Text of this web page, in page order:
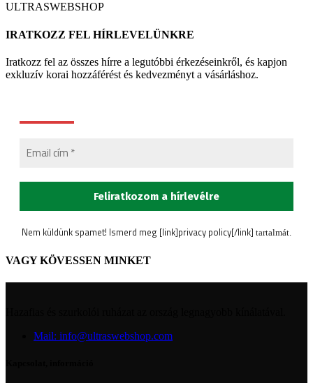
ULTRASWEBSHOP
IRATKOZZ FEL HÍRLEVELÜNKRE
Iratkozz fel az összes hírre a legutóbbi érkezéseinkről, és kapjon
exkluzív korai hozzáférést és kedvezményt a vásárláshoz.
Nem küldünk spamet! Ismerd meg [link]privacy policy[/link] tartalmát.
VAGY KÖVESSEN MINKET
Mail: info@ultraswebshop.com